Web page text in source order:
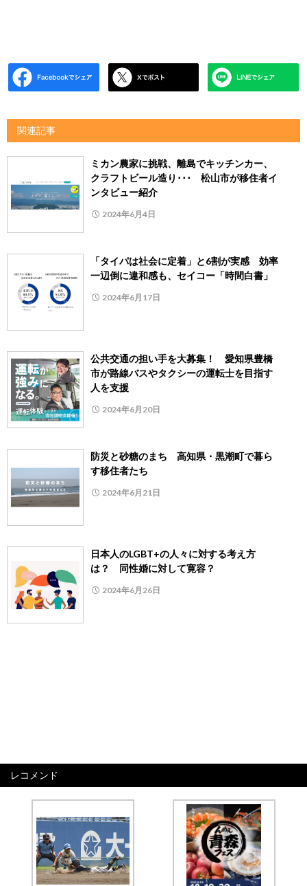
関連記事
ミカン農家に挑戦、離島でキッチンカー、
クラフトビール造り･･･ 松山市が移住者イ
ンタビュー紹介
2024年6月4日
「タイパは社会に定着」と6割が実感 効率
一辺倒に違和感も、セイコー「時間白書」
2024年6月17日
公共交通の担い手を大募集！ 愛知県豊橋
市が路線バスやタクシーの運転士を目指す
人を支援
2024年6月20日
防災と砂糖のまち 高知県・黒潮町で暮ら
す移住者たち
2024年6月21日
日本人のLGBT+の人々に対する考え方
は？ 同性婚に対して寛容？
2024年6月26日
レコメンド